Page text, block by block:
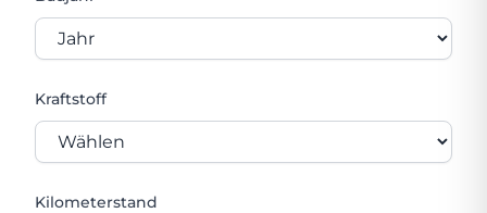
Kraftstoff
Kilometerstand